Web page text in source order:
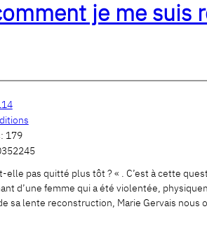
je me suis
179
elle pas quitté plus tôt ? « . C’est à cette
d’une femme qui a été violentée,
sa lente reconstruction, Marie Gervais